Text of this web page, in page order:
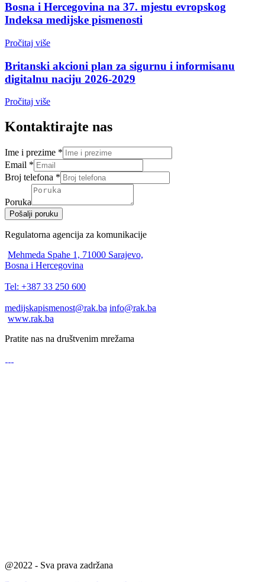
Bosna i Hercegovina na 37. mjestu evropskog
Indeksa medijske pismenosti
Pročitaj više
Britanski akcioni plan za sigurnu i informisanu
digitalnu naciju 2026-2029
Pročitaj više
Kontaktirajte nas
Ime i prezime *
Email *
Broj telefona *
Poruka
Pošalji poruku
Regulatorna agencija za komunikacije
Mehmeda Spahe 1, 71000 Sarajevo,
Bosna i Hercegovina
Tel: +387 33 250 600
medijskapismenost@rak.ba info@rak.ba
www.rak.ba
Pratite nas na društvenim mrežama
@2022 - Sva prava zadržana